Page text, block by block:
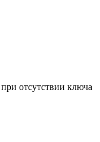
отсутствии ключа